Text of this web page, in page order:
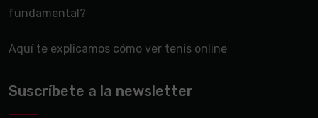
fundamental?
Aquí te explicamos cómo ver tenis online
Suscríbete a la newsletter